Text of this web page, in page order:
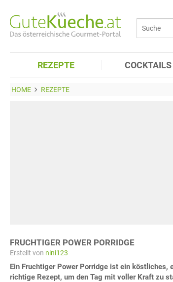
REZEPTE COCKTAILS
HOME REZEPTE
FRUCHTIGER POWER PORRIDGE
Erstellt von nini123
Ein Fruchtiger Power Porridge ist ein köstliches,
richtige Rezept, um den Tag mit voller Kraft zu